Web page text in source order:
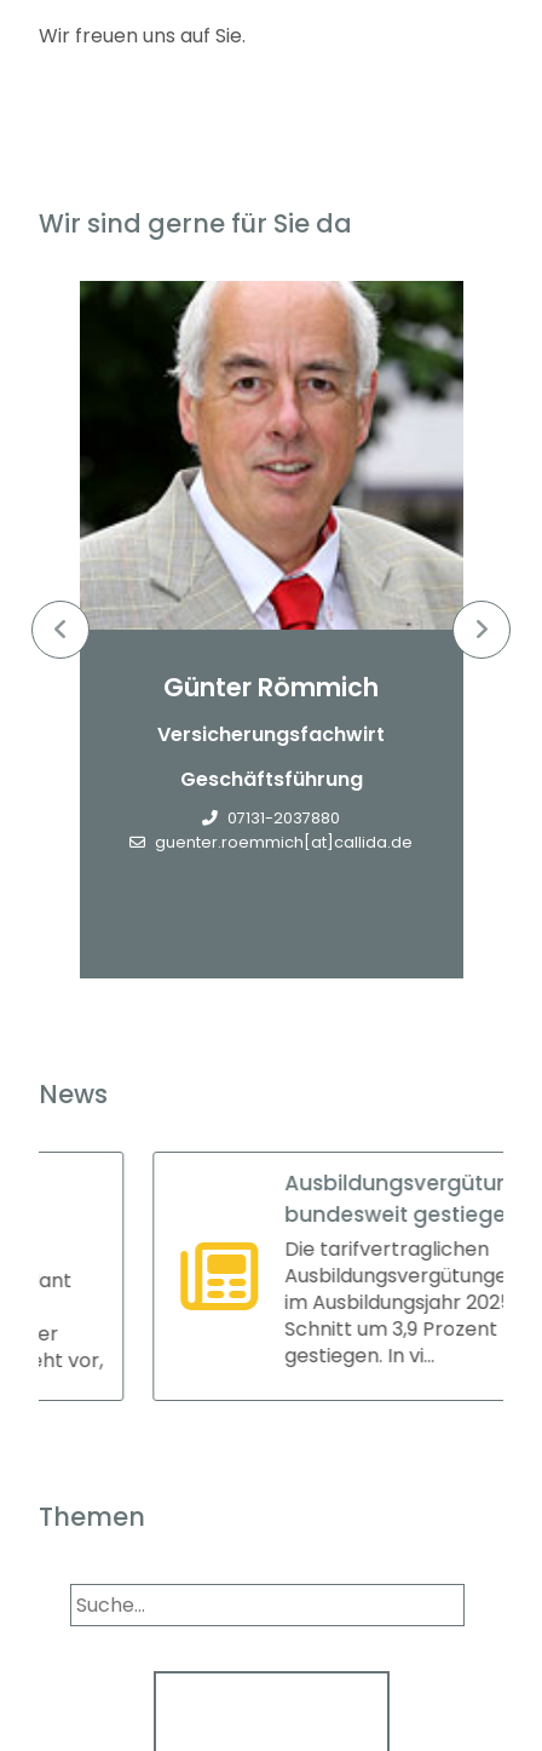
Wir freuen uns auf Sie.
Wir sind gerne für Sie da
Günter Römmich
Versicherungsfachwirt
Geschäftsführung
07131-2037880
guenter.roemmich[at]callida.de
News
vor,
Ausbildungsvergütungen
bundesweit gestiegen
Die tarifvertraglichen
Ausbildungsvergütungen sind
im Ausbildungsjahr 2025/26 im
Schnitt um 3,9 Prozent
gestiegen. In vi...
Themen